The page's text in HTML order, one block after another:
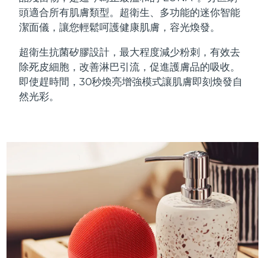
頭適合所有肌膚類型。超衛生、多功能的迷你智能
潔面儀，讓您輕鬆呵護健康肌膚，容光煥發。
超衛生抗菌矽膠設計，最大程度減少粉刺，有效去
除死皮細胞，改善淋巴引流，促進護膚品的吸收。
即使趕時間，30秒煥亮增強模式讓肌膚即刻煥發自
然光彩。
LUNA™ 4 Plus
Massage, LED heating
LUNA™ 4 mini
For young skin, T-zone
LUNA™ 4 go
For travel or gym bag
BEAR™ 2 go
Microcurrent toning on-the-go
面部提拉護理
Premium anti-aging skincare
BEAR™ 設備
All premium facelift devices
補水保濕
UFO™ 3 套裝
Deep facial hydration
UFO™ 3 mini
Red light therapy device for young skin
UFO™ 3 go
Portable red light therapy
口腔護理
issa™ 4
Hybrid silicone sonic toothbrush
issa™ 4 smile
Hybrid silicone sonic toothbrush
issa™ 4 baby
For ages 0-3
FAQ™ 抗老護理
FAQ™ 101
Clinical anti-aging
FAQ™ 102
Advanced clinical anti-aging
FAQ™ 201
FAQ™ 202
LED mask
FAQ™ 301
LED hair strengthening scalp massager
肌膚年輕化
NEW
FAQ™ 501
Full-Spectrum Red Light Therapy
NEW
波士尼亞與赫塞哥維納 預計送達日期
汶萊 預計送達日期8/15/26
保加利亞 預計送達日期8/10/26
加拿大
預計送達日期8/10/26
預計送達日期8/14/26
克羅埃西亞 預計送達日期8/10/26
賽普勒斯 預計送達日期8/11/26